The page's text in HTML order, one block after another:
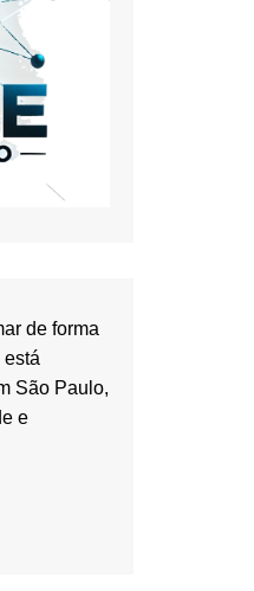
de forma
está
São Paulo,
e